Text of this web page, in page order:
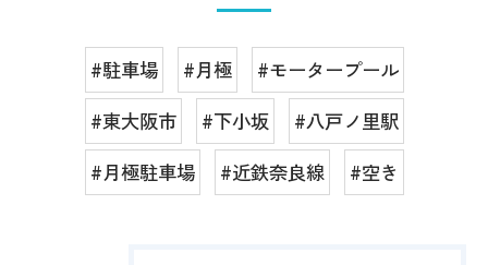
#駐車場 #月極
#モータープール
#東大阪市
#下小坂
#八戸ノ里駅
#月極駐車場
#近鉄奈良線 #空き